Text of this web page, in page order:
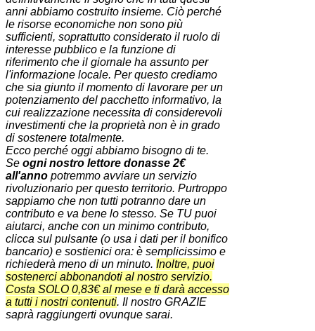
anni abbiamo costruito insieme. Ciò perché
le risorse economiche non sono più
sufficienti, soprattutto considerato il ruolo di
interesse pubblico e la funzione di
riferimento che il giornale ha assunto per
l'informazione locale. Per questo crediamo
che sia giunto il momento di lavorare per un
potenziamento del pacchetto informativo, la
cui realizzazione necessita di considerevoli
investimenti che la proprietà non è in grado
di sostenere totalmente.
Ecco perché oggi abbiamo bisogno di te.
Se ogni nostro lettore donasse 2€
all'anno potremmo avviare un servizio
rivoluzionario per questo territorio. Purtroppo
sappiamo che non tutti potranno dare un
contributo e va bene lo stesso. Se TU puoi
aiutarci, anche con un minimo contributo,
clicca sul pulsante (o usa i dati per il bonifico
bancario) e sostienici ora: è semplicissimo e
richiederà meno di un minuto. Inoltre, puoi
sostenerci abbonandoti al nostro servizio.
Costa SOLO 0,83€ al mese e ti darà accesso
a tutti i nostri contenuti. Il nostro GRAZIE
saprà raggiungerti ovunque sarai.